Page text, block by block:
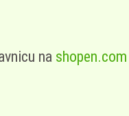
na shopen.com